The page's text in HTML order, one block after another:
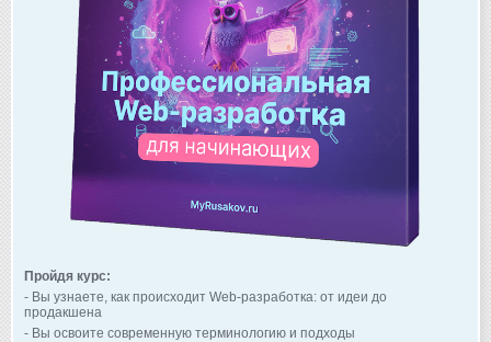
Пройдя курс:
- Вы узнаете, как происходит Web-разработка: от идеи до
продакшена
- Вы освоите современную терминологию и подходы